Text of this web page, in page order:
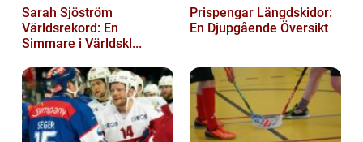
Sarah Sjöström
Världsrekord: En
Simmare i Världskl...
Prispengar Längdskidor:
En Djupgående Översikt